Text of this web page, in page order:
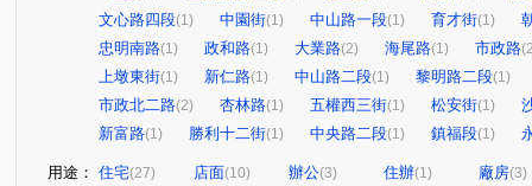
文心路四段(1) 中園街(1) 中山路一段(1) 育才街(1)
忠明南路(1) 政和路(1) 大業路(2) 海尾路(1) 市政路
上墩東街(1) 新仁路(1) 中山路二段(1) 黎明路二段(1)
市政北二路(2) 杏林路(1) 五權西三街(1) 松安街(1)
新富路(1) 勝利十二街(1) 中央路二段(1) 鎮福段(1)
用途： 住宅(27) 店面(10) 辦公(3) 住辦(1) 廠房(3)